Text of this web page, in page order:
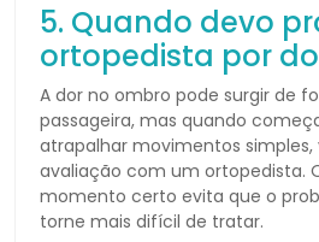
5. Quando devo
ortopedista por
A dor no ombro pode surgir de
passageira, mas quando
atrapalhar movimentos
avaliação com um ortopedista.
momento certo evita que o
torne mais difícil de tratar.